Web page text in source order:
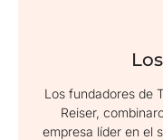
Los fundadores de
Reiser,
empresa líder en el